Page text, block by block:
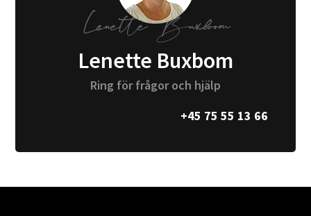
Lenette Buxbom
Ring för frågor och hjälp
+45 75 55 13 66